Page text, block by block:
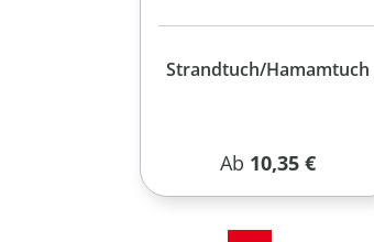
Strandtuch/Hamamtuch
Regulärer Preis:
Ab 10,35 €